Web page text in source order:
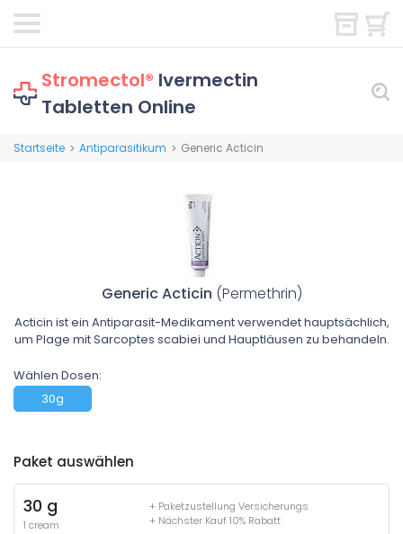
Stromectol® Ivermectin
Tabletten Online
Startseite > Antiparasitikum > Generic Acticin
Generic Acticin (Permethrin)
Acticin ist ein Antiparasit-Medikament verwendet hauptsächlich,
um Plage mit Sarcoptes scabiei und Hauptläusen zu behandeln.
Wählen Dosen:
30g
Paket auswählen
30 g
1 cream
+ Paketzustellung Versicherungs
+ Nächster Kauf 10% Rabatt